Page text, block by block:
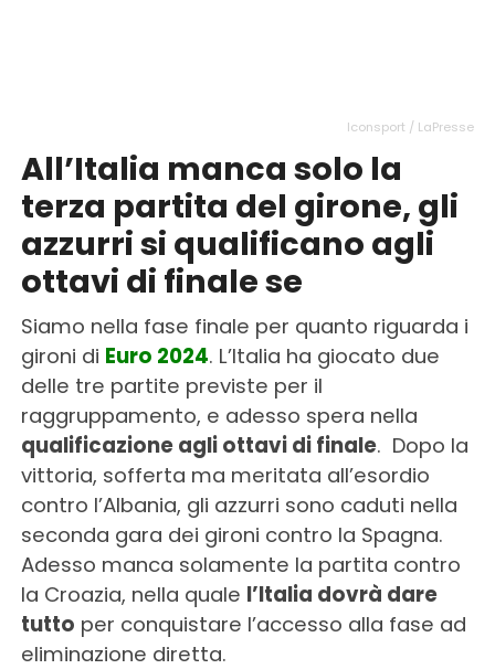
Iconsport / LaPresse
All’Italia manca solo la
terza partita del girone, gli
azzurri si qualificano agli
ottavi di finale se
Siamo nella fase finale per quanto riguarda i
gironi di Euro 2024. L’Italia ha giocato due
delle tre partite previste per il
raggruppamento, e adesso spera nella
qualificazione agli ottavi di finale. Dopo la
vittoria, sofferta ma meritata all’esordio
contro l’Albania, gli azzurri sono caduti nella
seconda gara dei gironi contro la Spagna.
Adesso manca solamente la partita contro
la Croazia, nella quale l’Italia dovrà dare
tutto per conquistare l’accesso alla fase ad
eliminazione diretta.